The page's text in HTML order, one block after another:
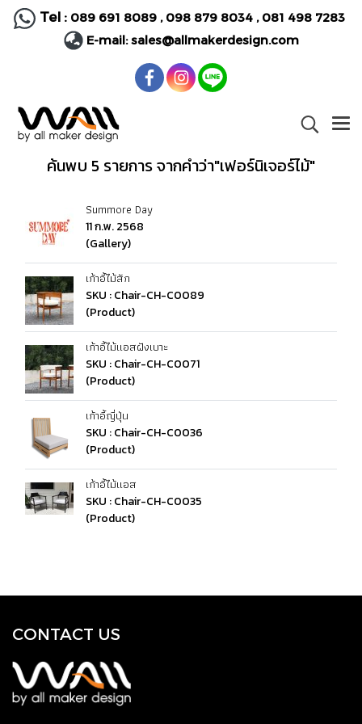
Tel : 089 691 8089, 098 879 8034 , 081 498 7283
E-mail:sales@allmakerdesign.com
ค้นพบ 5 รายการ จากคำว่า"เฟอร์นิเจอร์ไม้"
Summore Day
11 ก.พ. 2568
(Gallery)
เก้าอี้ไม้สัก
SKU : Chair-CH-C0089
(Product)
เก้าอี้ไม้แอสฝังเบาะ
SKU : Chair-CH-C0071
(Product)
เก้าอี้ญี่ปุ่น
SKU : Chair-CH-C0036
(Product)
เก้าอี้ไม้แอส
SKU : Chair-CH-C0035
(Product)
CONTACT US